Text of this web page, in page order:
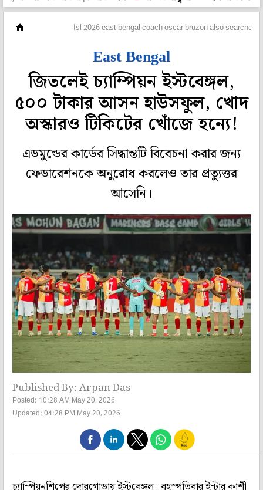
Isl 2026 east bengal coach oscar bruzon also searched
East Bengal
জিতলেই চ্যাম্পিয়ন ইস্টবেঙ্গল,
৫০০ টাকার আসন হাউসফুল, খোদ
অস্কারও টিকিটের খোঁজে হন্যে!
এডমুন্ডের কার্ডের সিদ্ধান্তটি বিবেচনা করার জন্য
ফেডারেশনকে অনুরোধ করলেও তার প্রত্যুত্তর
আসেনি।
Published By: Arpan Das
Posted: 10:28 AM May 20, 2026
Updated: 04:28 PM May 20, 2026